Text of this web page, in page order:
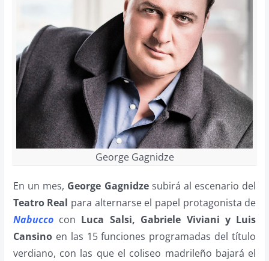
George Gagnidze
En un mes, George Gagnidzesubirá al escenario del
Teatro Real para alternarse el papel protagonista de
Nabuccocon Luca Salsi, Gabriele Viviani y Luis
Cansinoen las 15 funciones programadas del título
verdiano, con las que el coliseo madrileño bajará el